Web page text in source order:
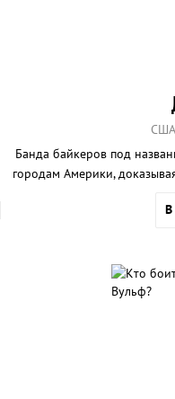
Банда байкеров под
городам Америки,
В